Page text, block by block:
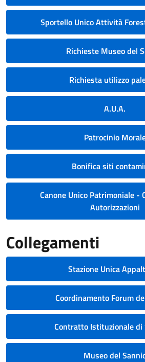
Sportello Unico Attività
Richieste Museo del
Richiesta utilizzo
A.U.A.
Patrocinio
Bonifica siti
Canone Unico Patrimoniale -
Autorizzazioni
Collegamenti
Stazione Unica
Coordinamento Forum
Contratto Istituzionale di
Museo del